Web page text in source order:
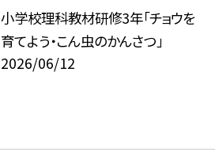
小学校理科教材研修3年「チョウを
育てよう・こん虫のかんさつ」
2026/06/12